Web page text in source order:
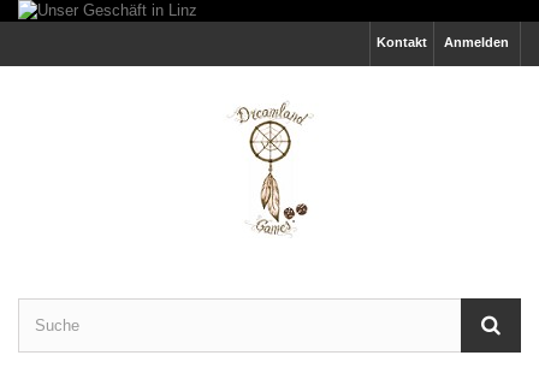
Anmelden
Kontakt